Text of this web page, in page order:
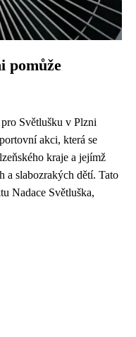
pomůže
Světlušku v Plzni
akci, která se
kraje a jejímž
a slabozrakých dětí. Tato
Nadace Světluška,